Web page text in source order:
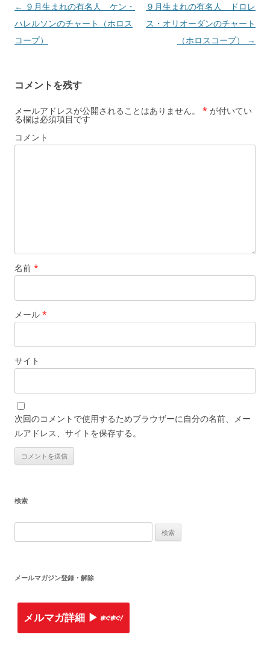
投
稿
ナ
ー
シ
ョ
ン
← ９月生まれの有名人 ケン・
ハレルソンのチャート（ホロス
コープ）
９月生まれの有名人 ドロレ
ス・オリオーダンのチャート
（ホロスコープ）
→
コメントを残す
メールアドレスが公開されることはありません。 * が付いてい
る欄は必須項目です
コメント
名前 *
メール *
サイト
次回のコメントで使用するためブラウザーに自分の名前、メー
ルアドレス、サイトを保存する。
検索
索
メールマガジン登録・解除
メルマガ詳細 ▶︎